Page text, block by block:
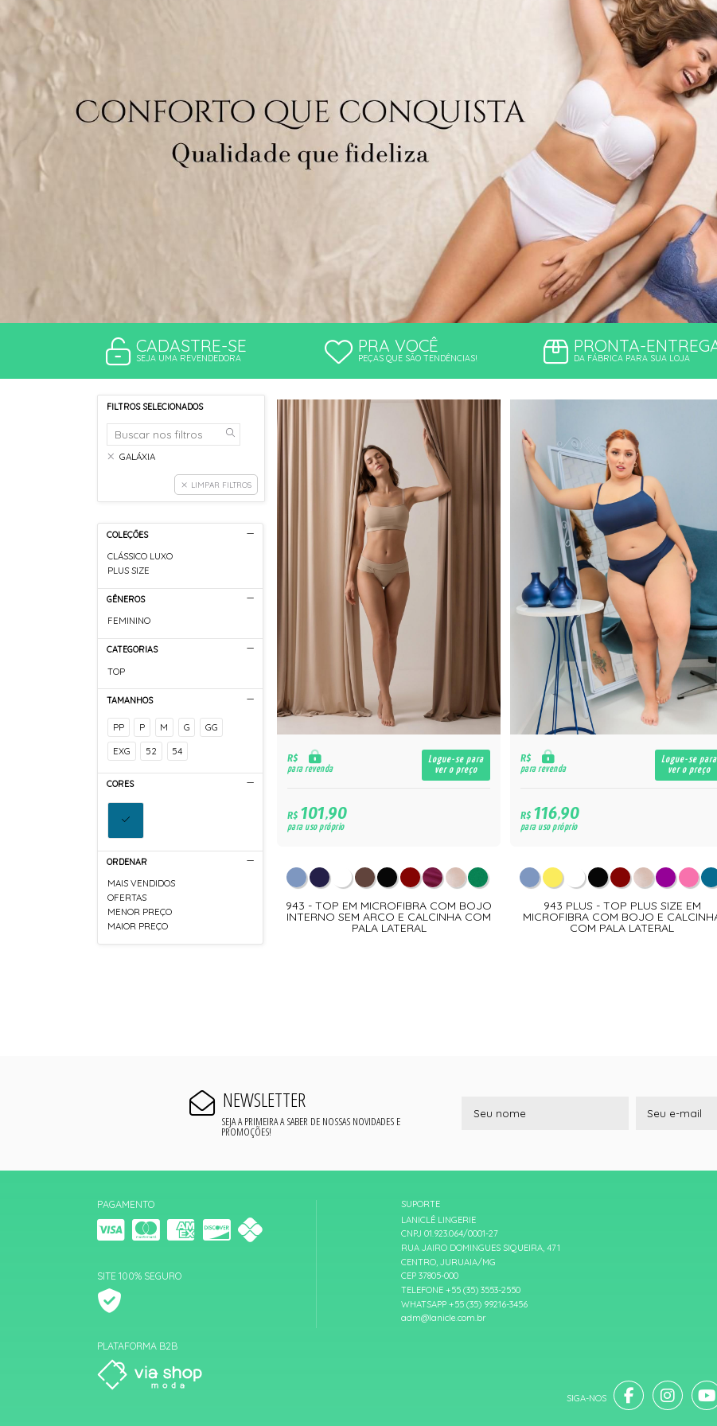
TODOS DE
CADASTRE-SE
SEJA UMA REVENDEDORA
PRA VOCÊ
PEÇAS QUE SÃO TENDÊNCIAS!
PRONTA-
DA FÁBRICA PARA SUA LOJA
FILTROS SELECIONADOS
GALÁXIA
LIMPAR FILTROS
COLEÇÕES
CLÁSSICO LUXO
PLUS SIZE
GÊNEROS
FEMININO
CATEGORIAS
TOP
TAMANHOS
PP P M G GG
EXG 52 54
CORES
ORDENAR
MAIS VENDIDOS
OFERTAS
MENOR PREÇO
MAIOR PREÇO
R$
para revenda
Logue-se para
ver o preço
R$101,90
para uso próprio
943 - TOP EM MICROFIBRA COM BOJO
INTERNO SEM ARCO E CALCINHA COM
PALA LATERAL
R$
para revenda
Logue-se para
ver o preço
R$116,90
para uso próprio
943 PLUS - TOP PLUS SIZE EM
MICROFIBRA COM BOJO E
COM PALA LATERAL
NEWSLETTER
SEJA A PRIMEIRA A SABER DE NOSSAS NOVIDADES E
PROMOÇÕES!
PAGAMENTO
SITE 100% SEGURO
PLATAFORMA B2B
SUPORTE
LANICLÊ LINGERIE
CNPJ 01.923.064/0001-27
RUA JAIRO DOMINGUES SIQUEIRA, 471
CENTRO, JURUAIA/MG
CEP 37805-000
TELEFONE +55 (35) 3553-2550
WHATSAPP +55 (35) 99216-3456
adm@lanicle.com.br